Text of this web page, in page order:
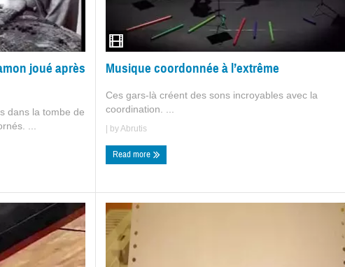
joué après
dans la tombe de
...
Musique coordonnée à l’extrême
Ces gars-là créent des sons incroyables avec la
coordination. ...
| byAbrutis
Read more